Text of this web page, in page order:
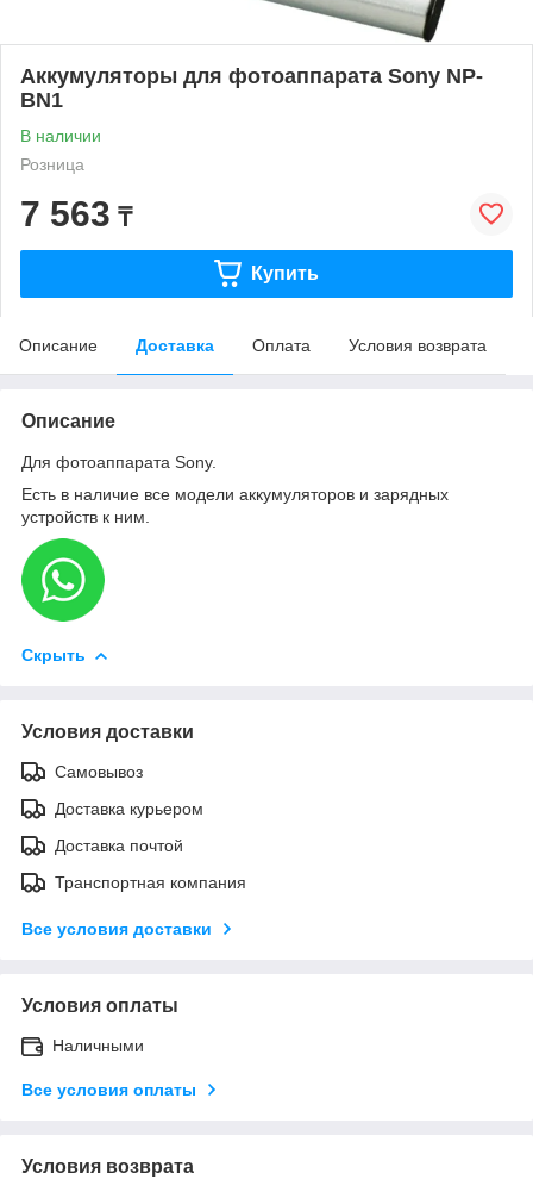
Аккумуляторы для фотоаппарата Sony NP-
BN1
В наличии
Розница
7 563 ₸
Купить
Описание Доставка Оплата Условия возврата
Описание
Для фотоаппарата Sony.
Есть в наличие все модели аккумуляторов и зарядных
устройств к ним.
Скрыть
Условия доставки
Самовывоз
Доставка курьером
Доставка почтой
Транспортная компания
Все условия доставки
Условия оплаты
Наличными
Все условия оплаты
Условия возврата